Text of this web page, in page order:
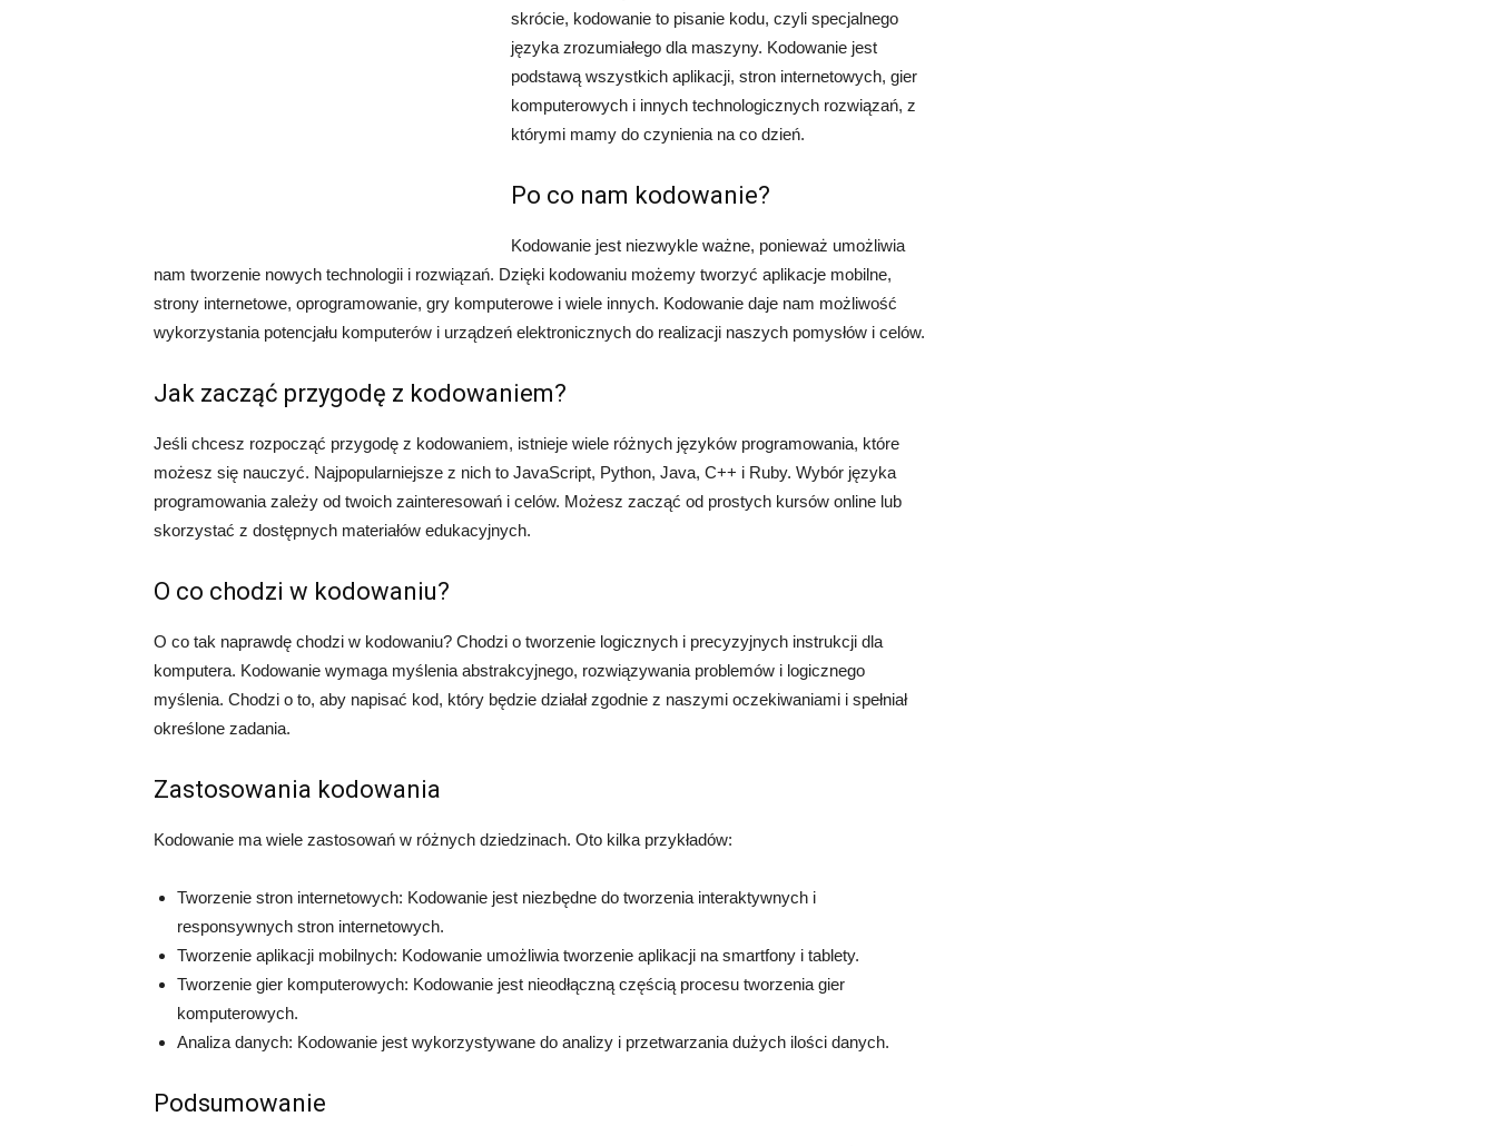
skrócie, kodowanie to pisanie kodu, czyli specjalnego
języka zrozumiałego dla maszyny. Kodowanie jest
podstawą wszystkich aplikacji, stron internetowych, gier
komputerowych i innych technologicznych rozwiązań, z
którymi mamy do czynienia na co dzień.
Po co nam kodowanie?
Kodowanie jest niezwykle ważne, ponieważ umożliwia
nam tworzenie nowych technologii i rozwiązań. Dzięki kodowaniu możemy tworzyć aplikacje mobilne,
strony internetowe, oprogramowanie, gry komputerowe i wiele innych. Kodowanie daje nam możliwość
wykorzystania potencjału komputerów i urządzeń elektronicznych do realizacji naszych pomysłów i celów.
Jak zacząć przygodę z kodowaniem?
Jeśli chcesz rozpocząć przygodę z kodowaniem, istnieje wiele różnych języków programowania, które
możesz się nauczyć. Najpopularniejsze z nich to JavaScript, Python, Java, C++ i Ruby. Wybór języka
programowania zależy od twoich zainteresowań i celów. Możesz zacząć od prostych kursów online lub
skorzystać z dostępnych materiałów edukacyjnych.
O co chodzi w kodowaniu?
O co tak naprawdę chodzi w kodowaniu? Chodzi o tworzenie logicznych i precyzyjnych instrukcji dla
komputera. Kodowanie wymaga myślenia abstrakcyjnego, rozwiązywania problemów i logicznego
myślenia. Chodzi o to, aby napisać kod, który będzie działał zgodnie z naszymi oczekiwaniami i spełniał
określone zadania.
Zastosowania kodowania
Kodowanie ma wiele zastosowań w różnych dziedzinach. Oto kilka przykładów:
Tworzenie stron internetowych: Kodowanie jest niezbędne do tworzenia interaktywnych i
responsywnych stron internetowych.
Tworzenie aplikacji mobilnych: Kodowanie umożliwia tworzenie aplikacji na smartfony i tablety.
Tworzenie gier komputerowych: Kodowanie jest nieodłączną częścią procesu tworzenia gier
komputerowych.
Analiza danych: Kodowanie jest wykorzystywane do analizy i przetwarzania dużych ilości danych.
Podsumowanie